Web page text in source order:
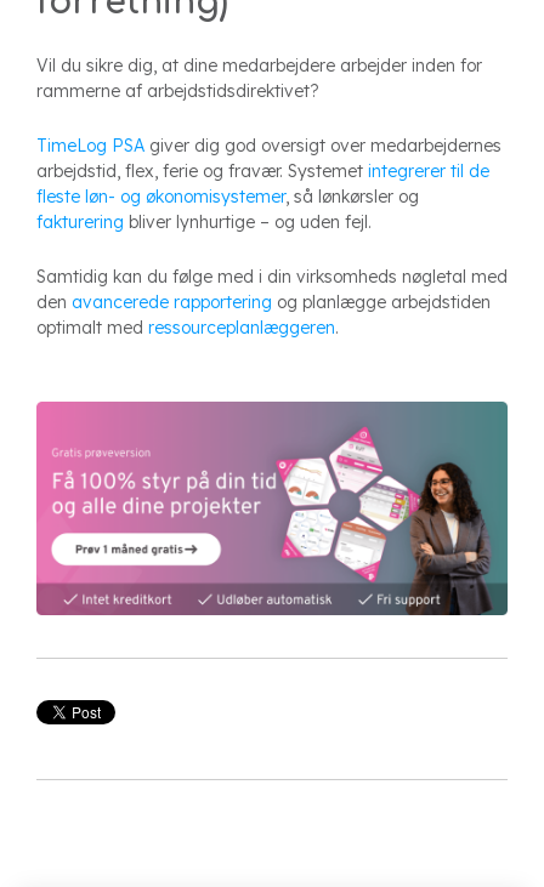
Vil du sikre dig, at dine medarbejdere arbejder inden for
rammerne af arbejdstidsdirektivet?
TimeLog PSA giver dig god oversigt over medarbejdernes
arbejdstid, flex, ferie og fravær. Systemet integrerer til de
fleste løn- og økonomisystemer, så lønkørsler og
fakturering bliver lynhurtige – og uden fejl.
Samtidig kan du følge med i din virksomheds nøgletal med
den avancerede rapportering og planlægge arbejdstiden
optimalt med ressourceplanlæggeren.